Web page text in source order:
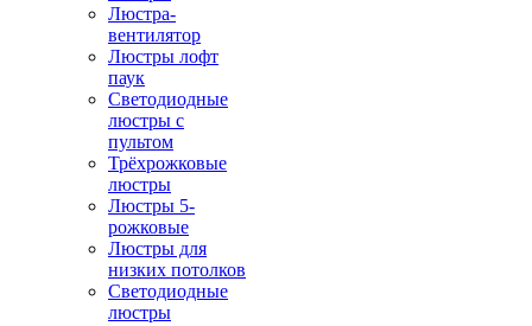
Люстра-
вентилятор
Люстры лофт
паук
Светодиодные
люстры с
пультом
Трёхрожковые
люстры
Люстры 5-
рожковые
Люстры для
низких потолков
Cветодиодные
люстры